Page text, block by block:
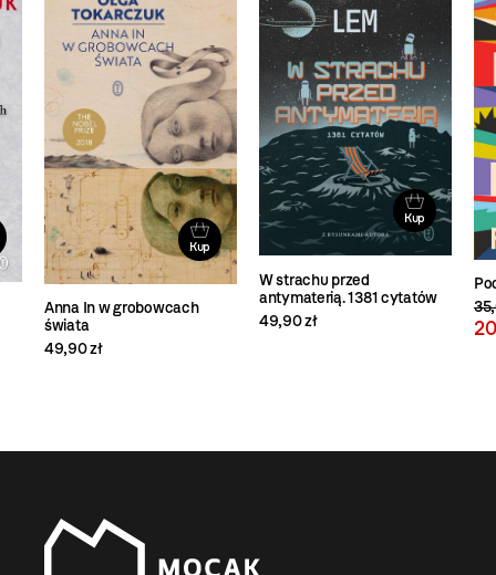
Kup
Anna In w grobowcach
świata
49,90 zł
Kup
W strachu przed
antymaterią. 1381 cytatów
49,90 zł